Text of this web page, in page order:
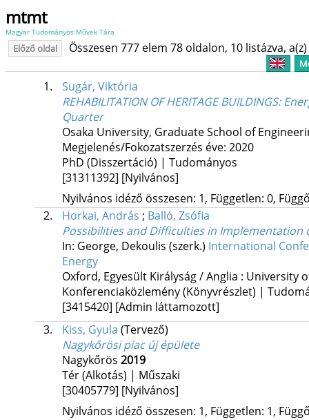
mtmt
Magyar Tudományos Művek Tára
Előző oldal Összesen 777 elem 78 oldalon, 10 listázva,
1.
Sugár, Viktória
REHABILITATION OF HERITAGE BUILDINGS:
Quarter
Osaka University, Graduate School of
Megjelenés/Fokozatszerzés éve: 2020
PhD (Disszertáció) | Tudományos
[31311392] [Nyilvános]
Nyilvános idéző összesen: 1, Független: 0,
2.
Horkai, András ; Balló, Zsófia
Possibilities and Difficulties in Implementation
In: George, Dekoulis (szerk.) International
Energy
Oxford, Egyesült Királyság / Anglia : University
Konferenciaközlemény (Könyvrészlet) |
[3415420] [Admin láttamozott]
3.
Kiss, Gyula (Tervező)
Nagykőrösi piac új épülete
Nagykőrös 2019
Tér (Alkotás) | Műszaki
[30405779] [Nyilvános]
Nyilvános idéző összesen: 1, Független: 1,